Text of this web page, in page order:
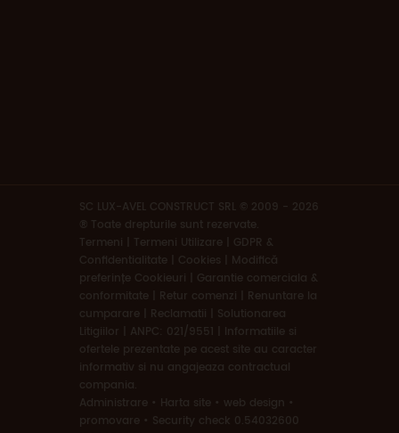
SC LUX-AVEL CONSTRUCT SRL © 2009 - 2026
® Toate drepturile sunt rezervate.
Termeni
Termeni Utilizare | GDPR &
Confidentialitate | Cookies
Modifică
preferințe Cookieuri
Garantie comerciala &
conformitate
Retur comenzi
Renuntare la
cumparare
Reclamatii
Solutionarea
Litigiilor
ANPC: 021/9551
Informatiile si
ofertele prezentate pe acest site au caracter
informativ si nu angajeaza contractual
compania.
Administrare • Harta site • web design
•
promovare • Security check 0.54032600